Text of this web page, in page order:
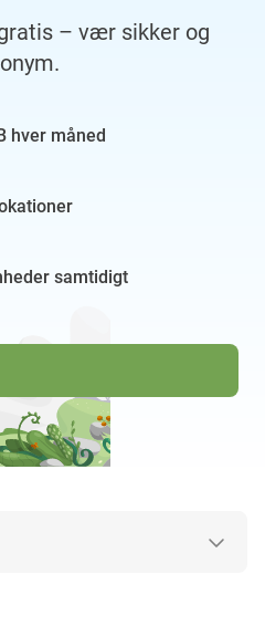
– vær sikker og
hver måned
samtidigt